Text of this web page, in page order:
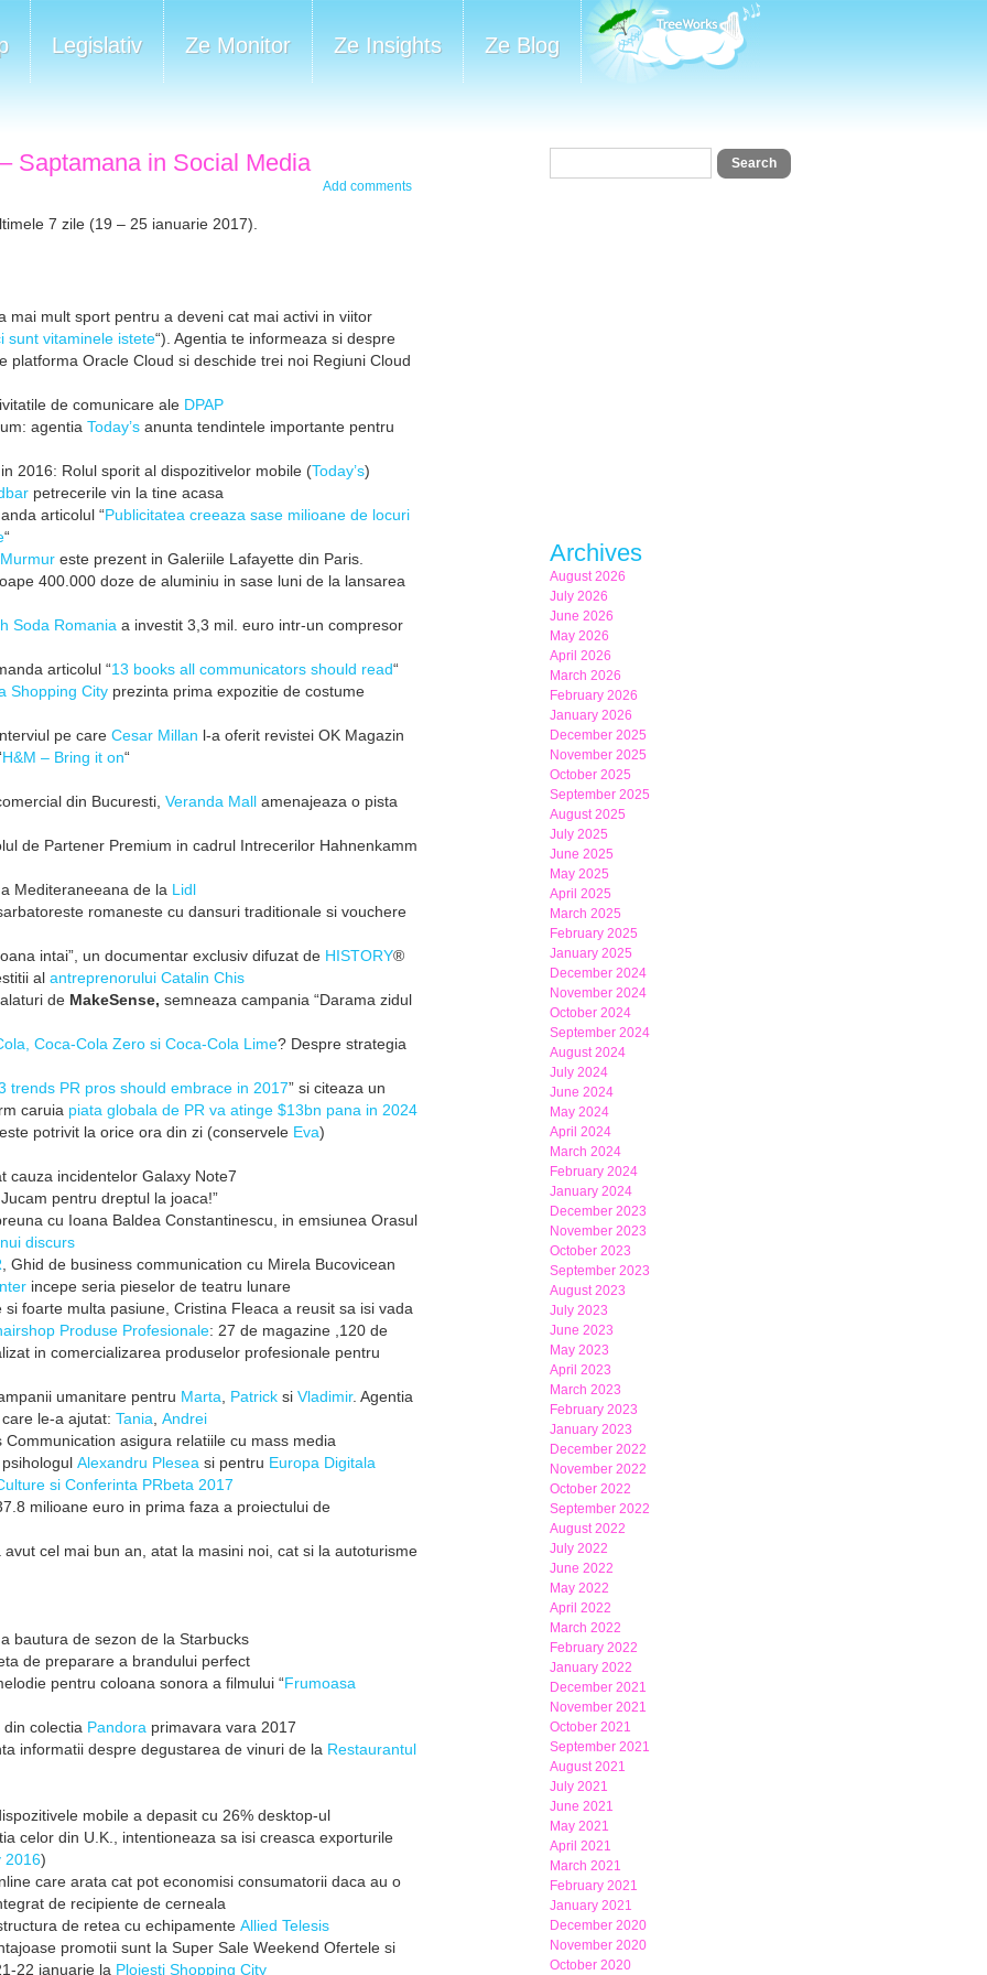
Legislativ Ze Monitor Ze Insights Ze Blog
Saptamana in Social Media
Add comments
7 zile (19 – 25 ianuarie 2017).
mai mult sport pentru a deveni cat mai activi in viitor
sunt vitaminele istete“). Agentia te informeaza si despre
platforma Oracle Cloud si deschide trei noi Regiuni Cloud
de comunicare ale DPAP
agentia Today’s anunta tendintele importante pentru
2016: Rolul sporit al dispozitivelor mobile (Today’s)
petrecerile vin la tine acasa
articolul “Publicitatea creeaza sase milioane de locuri
“
Murmur este prezent in Galeriile Lafayette din Paris.
400.000 doze de aluminiu in sase luni de la lansarea
Soda Romania a investit 3,3 mil. euro intr-un compresor
articolul “13 books all communicators should read“
Shopping City prezinta prima expozitie de costume
pe care Cesar Millan l-a oferit revistei OK Magazin
H&M – Bring it on“
din Bucuresti, Veranda Mall amenajeaza o pista
de Partener Premium in cadrul Intrecerilor Hahnenkamm
Mediteraneeana de la Lidl
romaneste cu dansuri traditionale si vouchere
intai”, un documentar exclusiv difuzat de HISTORY®
al antreprenorului Catalin Chis
de MakeSense, semneaza campania “Darama zidul
Coca-Cola Zero si Coca-Cola Lime? Despre strategia
trends PR pros should embrace in 2017” si citeaza un
caruia piata globala de PR va atinge $13bn pana in 2024
potrivit la orice ora din zi (conservele Eva)
cauza incidentelor Galaxy Note7
pentru dreptul la joaca!”
cu Ioana Baldea Constantinescu, in emsiunea Orasul
discurs
, Ghid de business communication cu Mirela Bucovicean
incepe seria pieselor de teatru lunare
foarte multa pasiune, Cristina Fleaca a reusit sa isi vada
Produse Profesionale: 27 de magazine ,120 de
in comercializarea produselor profesionale pentru
umanitare pentru Marta Patrick si Vladimir. Agentia
le-a ajutat: Tania Andrei
Communication asigura relatiile cu mass media
Alexandru Plesea si pentru Europa Digitala
si Conferinta PRbeta 2017
milioane euro in prima faza a proiectului de
cel mai bun an, atat la masini noi, cat si la autoturisme
bautura de sezon de la Starbucks
de preparare a brandului perfect
pentru coloana sonora a filmului “Frumoasa
colectia Pandora primavara vara 2017
informatii despre degustarea de vinuri de la Restaurantul
mobile a depasit cu 26% desktop-ul
celor din U.K., intentioneaza sa isi creasca exporturile
2016)
care arata cat pot economisi consumatorii daca au o
de recipiente de cerneala
de retea cu echipamente Allied Telesis
promotii sunt la Super Sale Weekend Ofertele si
22 ianuarie la Ploiesti Shopping City
Archives
August 2026
July 2026
June 2026
May 2026
April 2026
March 2026
February 2026
January 2026
December 2025
November 2025
October 2025
September 2025
August 2025
July 2025
June 2025
May 2025
April 2025
March 2025
February 2025
January 2025
December 2024
November 2024
October 2024
September 2024
August 2024
July 2024
June 2024
May 2024
April 2024
March 2024
February 2024
January 2024
December 2023
November 2023
October 2023
September 2023
August 2023
July 2023
June 2023
May 2023
April 2023
March 2023
February 2023
January 2023
December 2022
November 2022
October 2022
September 2022
August 2022
July 2022
June 2022
May 2022
April 2022
March 2022
February 2022
January 2022
December 2021
November 2021
October 2021
September 2021
August 2021
July 2021
June 2021
May 2021
April 2021
March 2021
February 2021
January 2021
December 2020
November 2020
October 2020